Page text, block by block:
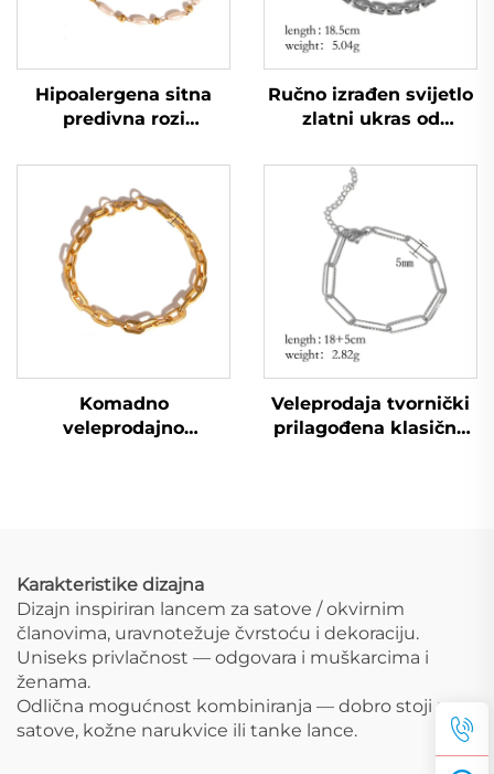
Hipoalergena sitna
predivna rozi
riže, lanac za kćer
Ručno izrađen svijetlo
zlatni ukras od
biljkama
Komadno
veleprodajno
Veleprodaja tvornički
prilagođena klasična
Karakteristike dizajna
Dizajn inspiriran lancem za satove / okvirnim
članovima, uravnotežuje čvrstoću i dekoraciju.
Uniseks privlačnost — odgovara i muškarcima i
ženama.
Odlična mogućnost kombiniranja — dobro stoji uz
satove, kožne narukvice ili tanke lance.